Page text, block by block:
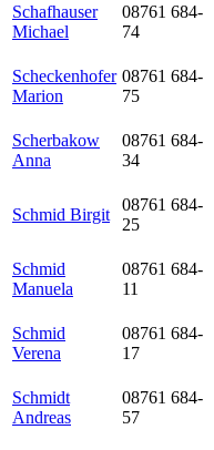
Schafhauser
Michael
08761 684-
74
Scheckenhofer
Marion
08761 684-
75
Scherbakow
Anna
08761 684-
34
Schmid Birgit
08761 684-
25
Schmid
Manuela
08761 684-
11
Schmid
Verena
08761 684-
17
Schmidt
Andreas
08761 684-
57